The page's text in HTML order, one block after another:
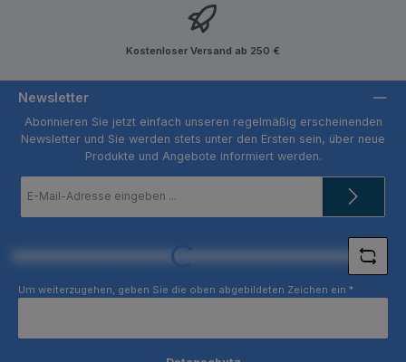
Kostenloser Versand ab 250 €
Newsletter
Abonnieren Sie jetzt einfach unseren regelmäßig erscheinenden
Newsletter und Sie werden stets unter den Ersten sein, über neue
Produkte und Angebote informiert werden.
Mail-
Loading...
Um weiterzugehen, geben Sie die oben abgebildeten Zeichen ein *